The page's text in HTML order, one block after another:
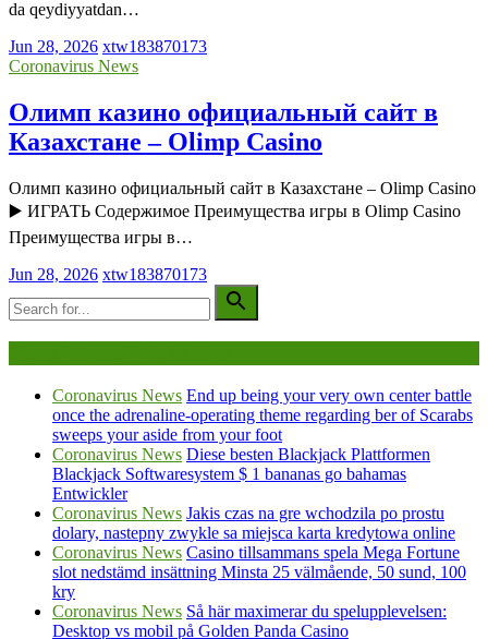
da qeydiyyatdan…
Jun 28, 2026 xtw183870173
Coronavirus News
Олимп казино официальный сайт в
Казахстане – Olimp Casino
Олимп казино официальный сайт в Казахстане – Olimp Casino
▶️ ИГРАТЬ Содержимое Преимущества игры в Olimp Casino
Преимущества игры в…
Jun 28, 2026 xtw183870173
Coronavirus News End up being your very own center battle
once the adrenaline-operating theme regarding ber of Scarabs
sweeps your aside from your foot
Coronavirus News Diese besten Blackjack Plattformen
Blackjack Softwaresystem $ 1 bananas go bahamas
Entwickler
Coronavirus News Jakis czas na gre wchodzila po prostu
dolary, nastepny zwykle sa miejsca karta kredytowa online
Coronavirus News Casino tillsammans spela Mega Fortune
slot nedstämd insättning Minsta 25 välmående, 50 sund, 100
kry
Coronavirus News Så här maximerar du spelupplevelsen:
Desktop vs mobil på Golden Panda Casino